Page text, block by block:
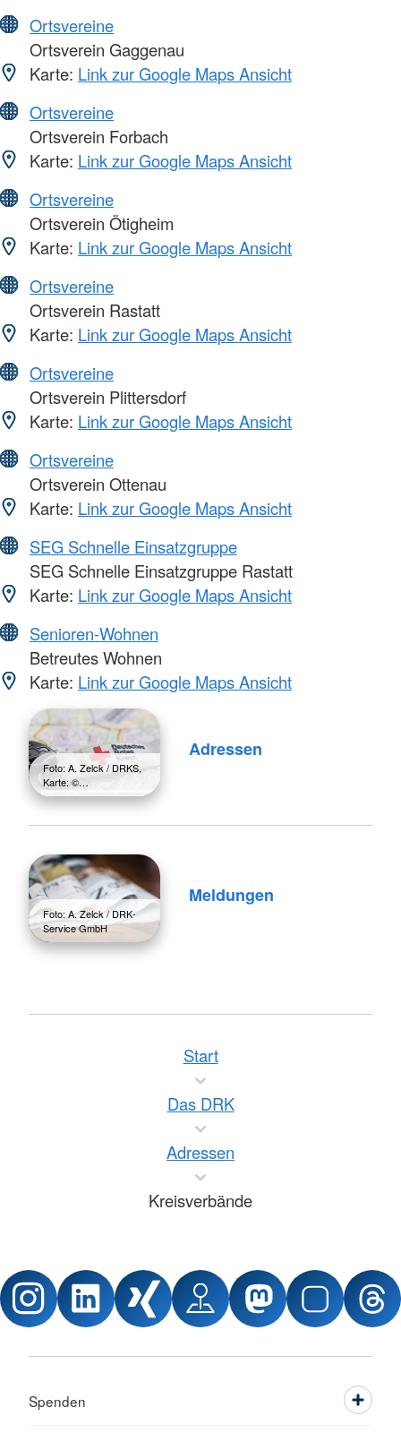
Ortsvereine
Ortsverein Gaggenau
Karte: Link zur Google Maps Ansicht
Ortsvereine
Ortsverein Forbach
Karte: Link zur Google Maps Ansicht
Ortsvereine
Ortsverein Ötigheim
Karte: Link zur Google Maps Ansicht
Ortsvereine
Ortsverein Rastatt
Karte: Link zur Google Maps Ansicht
Ortsvereine
Ortsverein Plittersdorf
Karte: Link zur Google Maps Ansicht
Ortsvereine
Ortsverein Ottenau
Karte: Link zur Google Maps Ansicht
SEG Schnelle Einsatzgruppe
SEG Schnelle Einsatzgruppe Rastatt
Karte: Link zur Google Maps Ansicht
Senioren-Wohnen
Betreutes Wohnen
Karte: Link zur Google Maps Ansicht
Foto: A. Zelck / DRKS,
Karte: ©…
Adressen
Foto: A. Zelck / DRK-
Service GmbH
Meldungen
Start
Das DRK
Adressen
Kreisverbände
Spenden